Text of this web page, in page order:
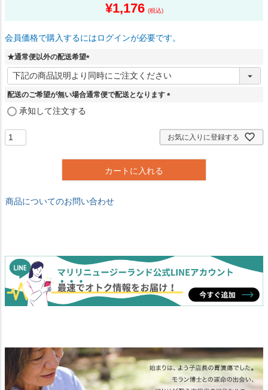
¥1,176
会員価格で購入するにはログインが必要です。
★通常便以外の配送希望
(
必
須
配送のご希望が無い場合通常便で配送となります
須
)
承知して注文する
お気に入りに登録する
カートに入れる
商品についてのお問い合わせ